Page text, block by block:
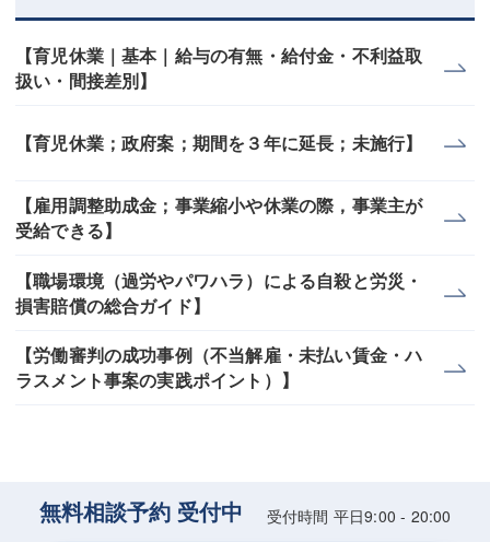
【育児休業｜基本｜給与の有無・給付金・不利益取
扱い・間接差別】
【育児休業；政府案；期間を３年に延長；未施行】
【雇用調整助成金；事業縮小や休業の際，事業主が
受給できる】
【職場環境（過労やパワハラ）による自殺と労災・
損害賠償の総合ガイド】
【労働審判の成功事例（不当解雇・未払い賃金・ハ
ラスメント事案の実践ポイント）】
無料相談予約 受付中 受付時間 平日9:00 - 20:00